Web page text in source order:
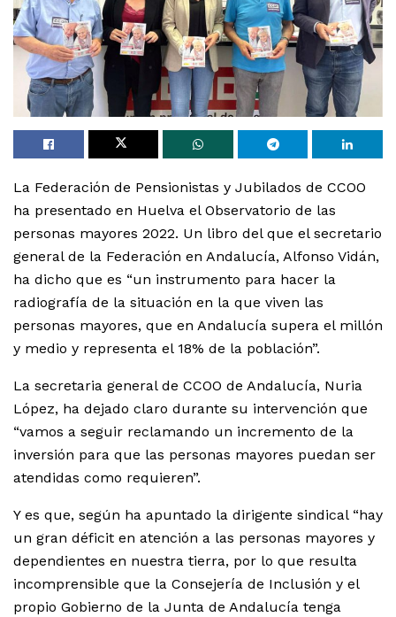
La Federación de Pensionistas y Jubilados de CCOO
ha presentado en Huelva el Observatorio de las
personas mayores 2022. Un libro del que el secretario
general de la Federación en Andalucía, Alfonso Vidán,
ha dicho que es “un instrumento para hacer la
radiografía de la situación en la que viven las
personas mayores, que en Andalucía supera el millón
y medio y representa el 18% de la población”.
La secretaria general de CCOO de Andalucía, Nuria
López, ha dejado claro durante su intervención que
“vamos a seguir reclamando un incremento de la
inversión para que las personas mayores puedan ser
atendidas como requieren”.
Y es que, según ha apuntado la dirigente sindical “hay
un gran déficit en atención a las personas mayores y
dependientes en nuestra tierra, por lo que resulta
incomprensible que la Consejería de Inclusión y el
propio Gobierno de la Junta de Andalucía tenga